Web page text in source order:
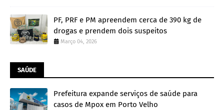
PF, PRF e PM apreendem cerca de 390 kg de
drogas e prendem dois suspeitos
Março 04, 2026
SAÚDE
Prefeitura expande serviços de saúde para
casos de Mpox em Porto Velho